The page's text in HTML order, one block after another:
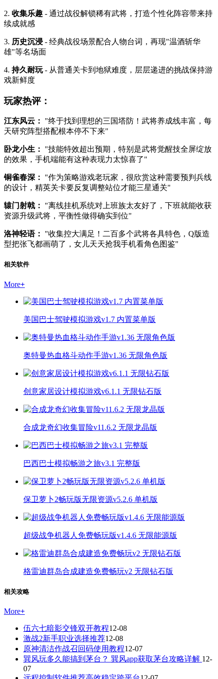
2. 收集乐趣 - 通过战役解锁稀有武将，打造个性化阵容带来持
续成就感
3. 历史沉浸 - 经典战役场景配合人物台词，再现"温酒斩华
雄"等名场面
4. 持久耐玩- 从普通关卡到地狱难度，层层递进的挑战保持游
戏新鲜度
玩家热评：
江东风云：
"终于找到理想的三国塔防！武将养成线丰富，每
天研究阵型搭配根本停不下来"
卧龙小生：
"技能特效超出预期，特别是武将觉醒技全屏绽放
的效果，手机端能有这种表现力太惊喜了"
铜雀春深：
"作为策略游戏老玩家，很欣赏这种需要预判兵线
的设计，精英关卡要反复调整站位才能三星通关"
辕门射戟：
"离线挂机系统对上班族太友好了，下班就能收获
资源升级武将，平衡性做得确实到位"
洛神轻语：
"收集控大满足！二百多个武将各具特色，Q版造
型把张飞都画萌了，女儿天天抢我手机看角色图鉴"
相关软件
More+
美国巴士驾驶模拟游戏v1.7 内置菜单版
奥特曼热血格斗动作手游v1.36 无限角色版
创意家居设计模拟游戏v6.1.1 无限钻石版
合成龙奇幻收集冒险v11.6.2 无限龙晶版
巴西巴士模拟畅游之旅v3.1 完整版
保卫萝卜2畅玩版无限资源v5.2.6 单机版
超级战争机器人免费畅玩版v1.4.6 无限能源版
格雷迪群岛合成建造免费畅玩v2 无限钻石版
相关攻略
More+
伍六七暗影交锋双开教程12-08
激战2新手职业选择推荐12-08
原神清洁作战召回码使用教程12-07
巽风玩多久能搞到茅台？ 巽风app获取茅台攻略详解 12-
07